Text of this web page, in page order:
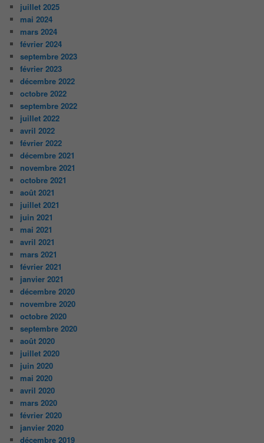
juillet 2025
mai 2024
mars 2024
février 2024
septembre 2023
février 2023
décembre 2022
octobre 2022
septembre 2022
juillet 2022
avril 2022
février 2022
décembre 2021
novembre 2021
octobre 2021
août 2021
juillet 2021
juin 2021
mai 2021
avril 2021
mars 2021
février 2021
janvier 2021
décembre 2020
novembre 2020
octobre 2020
septembre 2020
août 2020
juillet 2020
juin 2020
mai 2020
avril 2020
mars 2020
février 2020
janvier 2020
décembre 2019